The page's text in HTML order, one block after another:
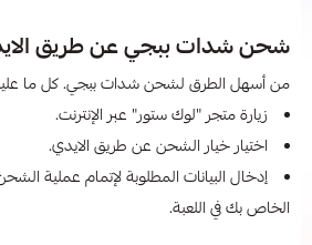
شحن شدات ببجي عن طريق
من أسهل الطرق لشحن شدات ببجي. كل ما
زيارة متجر "لوك ستور" عبر الإنترنت.
اختيار خيار الشحن عن طريق الايدي.
إدخال البيانات المطلوبة لإتمام عملية
الخاص بك في اللعبة.